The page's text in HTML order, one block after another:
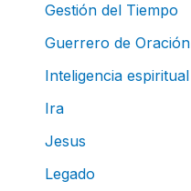
Gestión del Tiempo
Guerrero de Oración
Inteligencia espiritual
Ira
Jesus
Legado